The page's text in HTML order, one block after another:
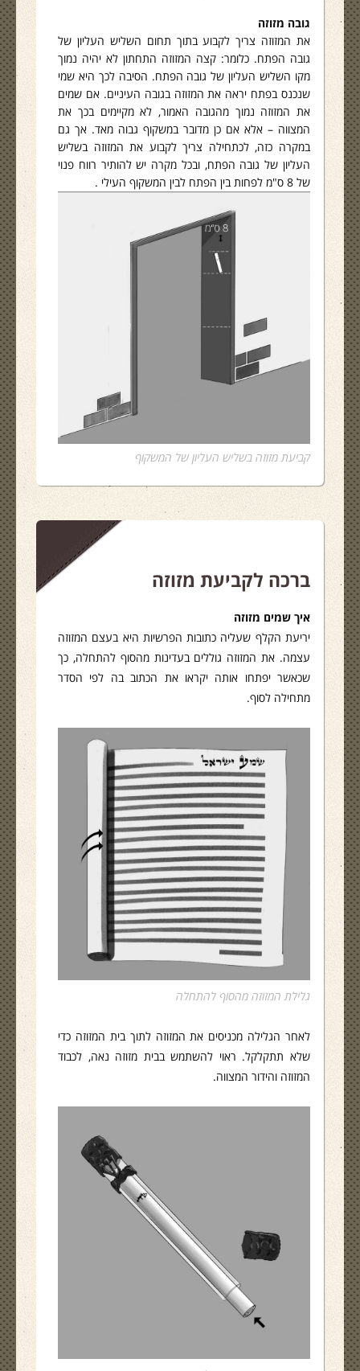
גובה מזוזה
את המזוזה צריך לקבוע בתוך תחום השליש העליון של
גובה הפתח. כלומר: קצה המזוזה התחתון לא יהיה נמוך
מקו השליש העליון של גובה הפתח. הסיבה לכך היא שמי
שנכנס בפתח יראה את המזוזה בגובה העיניים. אם שמים
את המזוזה נמוך מהגובה האמור, לא מקיימים בכך את
המצווה – אלא אם כן מדובר במשקוף גבוה מאד. אך גם
במקרה כזה, לכתחילה צריך לקבוע את המזוזה בשליש
העליון של גובה הפתח, ובכל מקרה יש להותיר רווח פנוי
של 8 ס"מ לפחות בין הפתח לבין המשקוף העילי .
קביעת מזוזה בשליש העליון של המשקוף
ברכה לקביעת מזוזה
איך שמים מזוזה
יריעת הקלף שעליה כתובות הפרשיות היא בעצם המזוזה
עצמה. את המזוזה גוללים בעדינות מהסוף להתחלה, כך
שכאשר יפתחו אותה יקראו את הכתוב בה לפי הסדר
מתחילה לסוף.
גלילת המזוזה מהסוף להתחלה
לאחר הגלילה מכניסים את המזוזה לתוך בית המזוזה כדי
שלא תתקלקל. ראוי להשתמש בבית מזוזה נאה, לכבוד
המזוזה והידור המצווה.